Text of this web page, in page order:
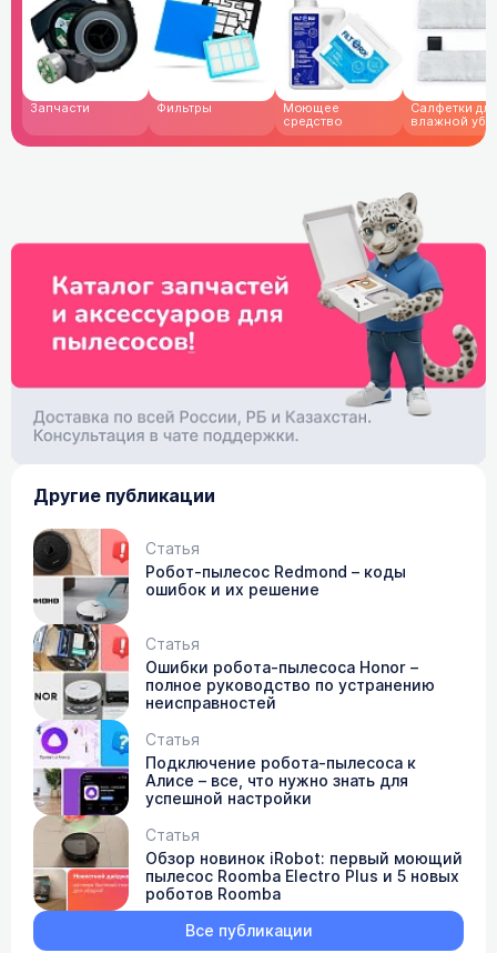
Запчасти Фильтры Моющее
средство
Cалфетки для
влажной
Другие публикации
Статья
Робот-пылесос Redmond – коды
ошибок и их решение
Статья
Ошибки робота-пылесоса Honor –
полное руководство по устранению
неисправностей
Статья
Подключение робота-пылесоса к
Алисе – все, что нужно знать для
успешной настройки
Статья
Обзор новинок iRobot: первый моющий
пылесос Roomba Electro Plus и 5 новых
роботов Roomba
Все публикации